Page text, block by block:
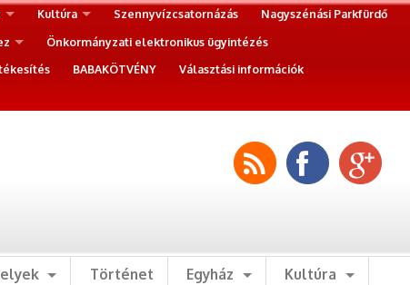
Kultúra Szennyvízcsatornázás
Nagyszénási Parkfürdő
Önkormányzati elektronikus ügyintézés
BABAKÖTVÉNY
Választási információk
Történet Egyház
Kultúra